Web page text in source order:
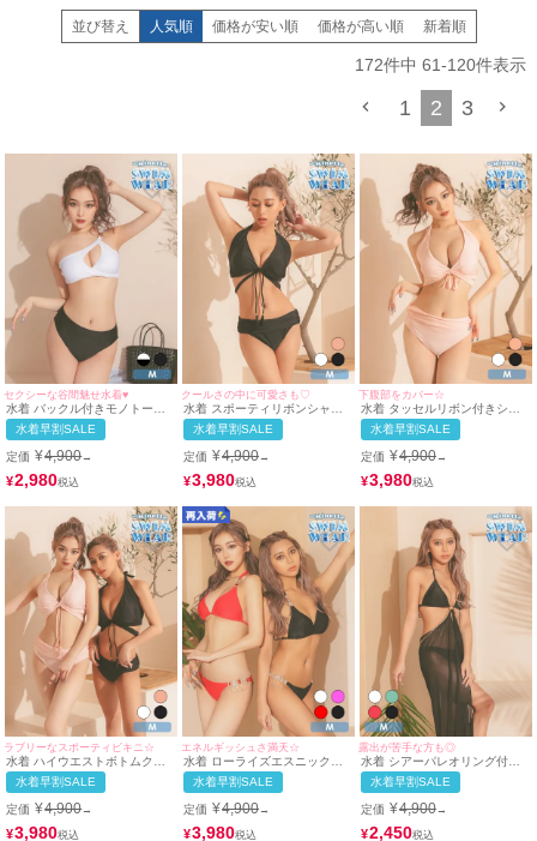
スです。
現在本格的な夏シーズンを前に期間限定の水着早割りスペシャルセール
SNSで話題のトレンドデザインから大人の色気漂うシックなスタイルさらには
myMinette自慢のラインナップが今だけの驚きのプライスになっています。
プチプラだと生地が薄かったりデザインが安っぽかったりするのではと心配な
方もご安心ください。
myMinetteの水着は細部のディテールやシルエットに徹底的にこだわりプチプ
ラなのに圧倒的な高見えを実現しました。
ビーチサイドやホテルのプールでも自信を持って歩けるクオリティの高い一着
をお届けします。
仲の良い友達との女子旅や大切なパートナーとのデートあるいは家族での海水
浴など
どんなシーンでもあなたを一番輝かせてくれるお気に入りの水着がここならき
っと見つかるはずです。
コスパ最強の早割りセールは在庫がなくなり次第終了となります。
ぜひ完売前に2026年の夏を彩る運命の一着をゲットして一生モノの最高の思い
出を作りましょう。
今すぐmyMinetteのセール会場をチェックして夏を先取りしてください。
並び替え 人気順 価格が安い順 価格が高い順 新着順
172件中 61-120件表示
1 2 3
セクシーな谷間魅せ水着♥
水着 バックル付きモノトーン
ワンショルダークロスバンドゥ
ビキニ
水着早割SALE
定価 ¥4,900→
¥2,980
クールさの中に可愛さも♡
水着 スポーティリボンシャギ
ーボトムホルターネックビキニ
水着早割SALE
定価 ¥4,900→
¥3,980
下腹部をカバー☆
水着 タッセルリボン付きシャ
ギーハイウエストホルターネッ
クビキニ
水着早割SALE
定価 ¥4,900→
¥3,980
ラブリーなスポーティビキニ☆
水着 ハイウエストボトムクロ
スリボンホルターネックビキニ
水着早割SALE
定価 ¥4,900→
¥3,980
エネルギッシュさ満天☆
水着 ローライズエスニックビ
ジューホルターネックビキニ
水着早割SALE
定価 ¥4,900→
¥3,980
露出が苦手な方も◎
水着 シアーパレオリング付き
ホルターネックビキニ
水着早割SALE
定価 ¥4,900→
¥2,450